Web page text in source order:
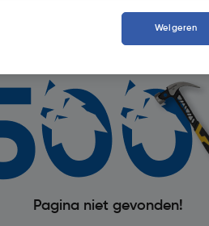
Oops!
Pagina niet gevonden!
Weigeren